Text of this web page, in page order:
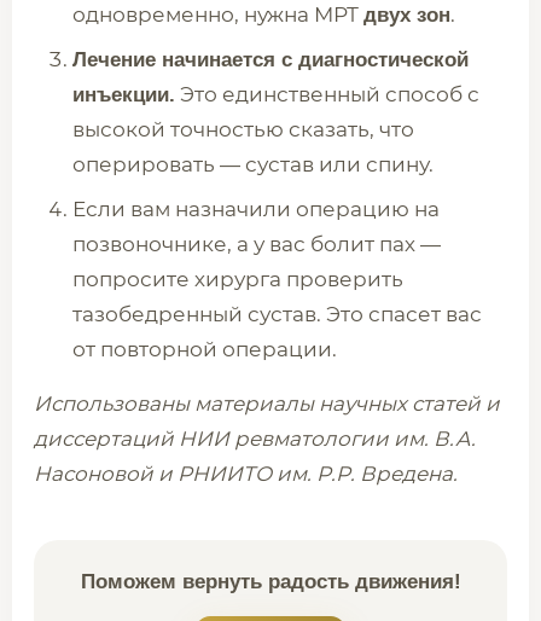
одновременно, нужна МРТ двух зон.
Лечение начинается с диагностической
инъекции. Это единственный способ с
высокой точностью сказать, что
оперировать — сустав или спину.
Если вам назначили операцию на
позвоночнике, а у вас болит пах —
попросите хирурга проверить
тазобедренный сустав. Это спасет вас
от повторной операции.
Использованы материалы научных статей и
диссертаций НИИ ревматологии им. В.А.
Насоновой и РНИИТО им. Р.Р. Вредена.
Поможем вернуть радость движения!